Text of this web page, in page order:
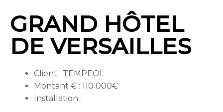
GRAND HÔTEL
DE VERSAILLES
Client : TEMPEOL
Montant € : 110 000€
Installation :